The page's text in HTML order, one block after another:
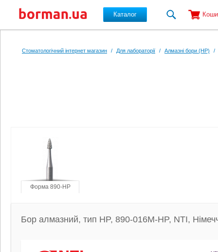
Каталог
Стоматологічний інтернет магазин / Для лабораторії / Алмазні бори (HP) /
Форма 890-HP
Бор алмазний, тип HP, 890-016M-HP, NTI,